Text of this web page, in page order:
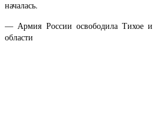
началась.
— Армия России освободила Тихое и
области